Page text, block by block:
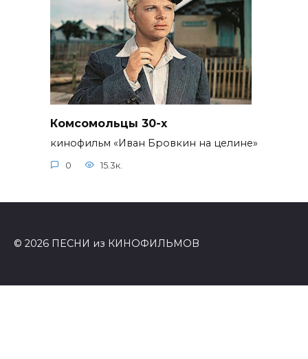
Комсомольцы 30-x
кинофильм «Иван Бровкин на целине»
0 15.3к.
© 2026 ПЕСНИ из КИНОФИЛЬМОВ